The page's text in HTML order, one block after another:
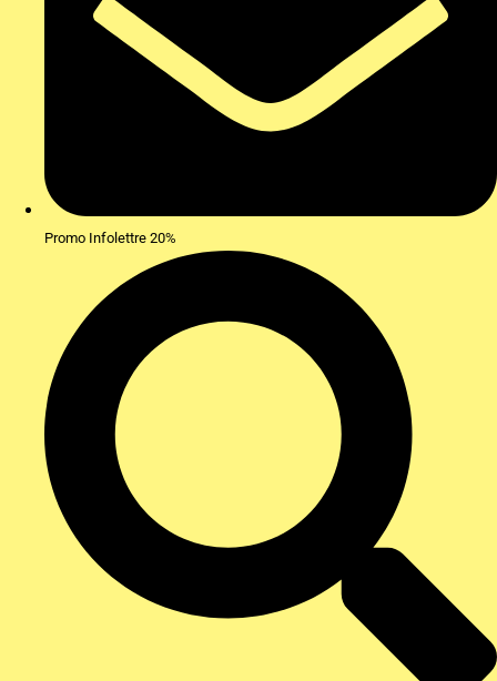
Promo Infolettre 20%